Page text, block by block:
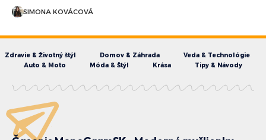
SIMONA KOVÁCOVÁ
Zdravie & Životný štýl Domov & Záhrada
Veda & Technológie
Auto & Moto
Móda & Štýl Krása Tipy & Návody